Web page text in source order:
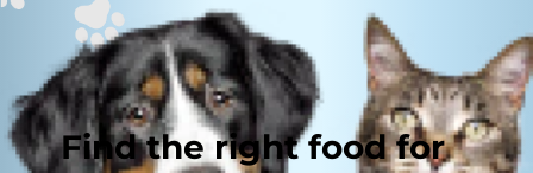
Find the right food for